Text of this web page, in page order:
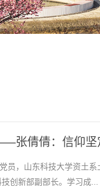
张倩倩：信仰
员，山东科技大学资土
创新部副部长。学习成...